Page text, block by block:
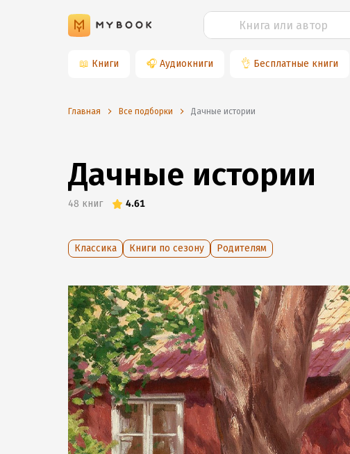
📖 Книги 🎧 Аудиокниги 👌 Бесплатные книги
Главная Все подборки Дачные истории
Дачные истории
48 книг 4.61
Классика Книги по сезону Родителям